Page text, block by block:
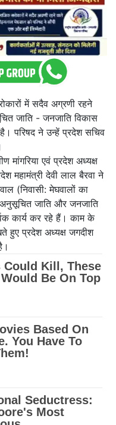
परिषद के
प्रभारी
IST
में सदैव अग्रणी रहने वाले
प्रदेश सचिव एवं जोधपुर संभाग